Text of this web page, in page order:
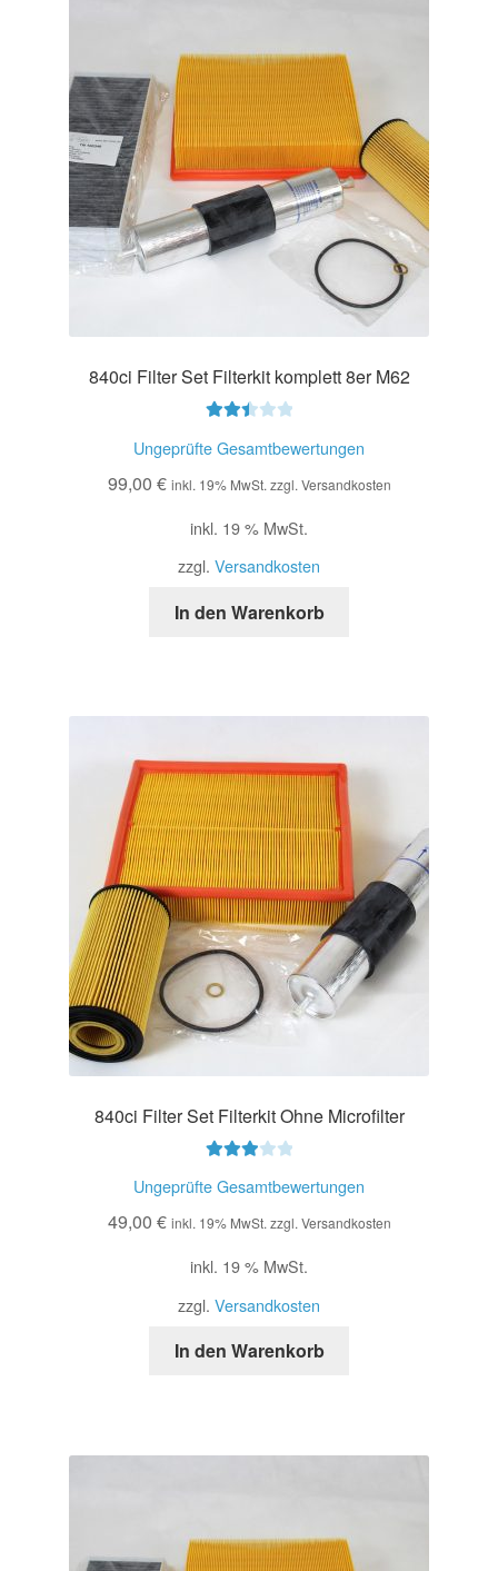
840ci Filter Set Filterkit komplett 8er M62
tet mit
2.50
Ungeprüfte Gesamtbewertungen
99,00 € inkl. 19% MwSt. zzgl. Versandkosten
inkl. 19 % MwSt.
zzgl. Versandkosten
In den Warenkorb
840ci Filter Set Filterkit Ohne Microfilter
t mit
3.00
Ungeprüfte Gesamtbewertungen
49,00 € inkl. 19% MwSt. zzgl. Versandkosten
inkl. 19 % MwSt.
zzgl. Versandkosten
In den Warenkorb